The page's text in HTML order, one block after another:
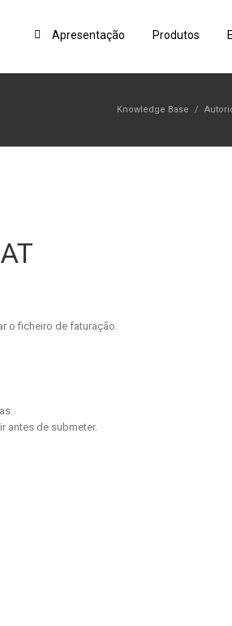
Apresentação Produtos
Knowledge Base /
o ficheiro de faturação.
antes de submeter.